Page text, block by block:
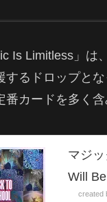
Is Limitless」
するドロップとな
番カードを多く
マジ
Will
created